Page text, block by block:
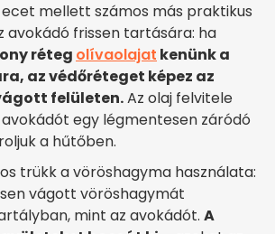
mellett számos más praktikus
avokádó frissen tartására: ha
réteg olívaolajat kenünk a
az védőréteget képez az
felületen.Az olaj felvitele
egy légmentesen záródó
a hűtőben.
trükk a vöröshagyma használata:
vágott vöröshagymát
mint az avokádót. A